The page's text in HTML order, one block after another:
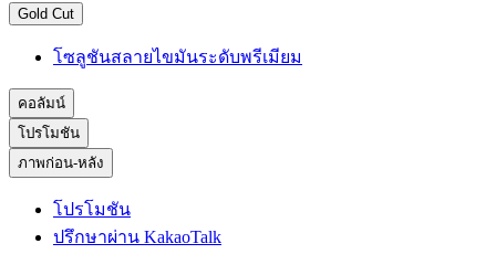
Gold Cut
โซลูชันสลายไขมันระดับพรีเมียม
คอลัมน์
โปรโมชัน
ภาพก่อน-หลัง
โปรโมชัน
ปรึกษาผ่าน KakaoTalk